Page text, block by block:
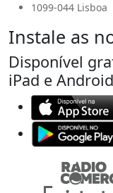
1099-044 Lisboa
Instale as
Disponível
iPad e Android